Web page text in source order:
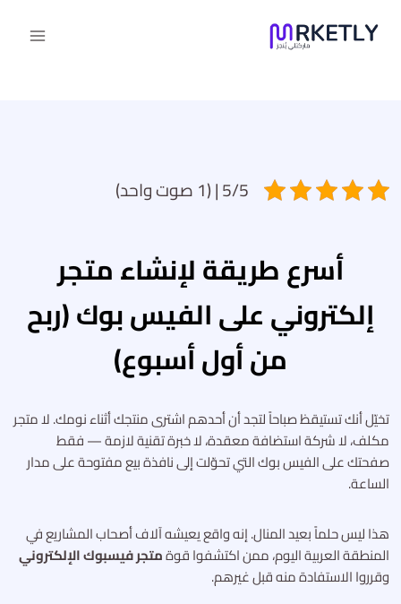
5/5 | (1 صوت واحد)
أسرع طريقة لإنشاء متجر
إلكتروني على الفيس بوك (ربح
من أول أسبوع)
تخيّل أنك تستيقظ صباحاً لتجد أن أحدهم اشترى منتجك أثناء نومك. لا متجر
مكلف، لا شركة استضافة معقدة، لا خبرة تقنية لازمة — فقط
صفحتك على الفيس بوك التي تحوّلت إلى نافذة بيع مفتوحة على مدار
الساعة.
هذا ليس حلماً بعيد المنال. إنه واقع يعيشه آلاف أصحاب المشاريع في
المنطقة العربية اليوم، ممن اكتشفوا قوةمتجر فيسبوك الإلكتروني
وقرروا الاستفادة منه قبل غيرهم.